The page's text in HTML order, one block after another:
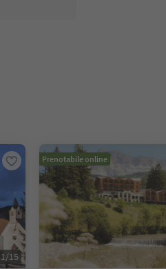
1/15
Prenotabile online